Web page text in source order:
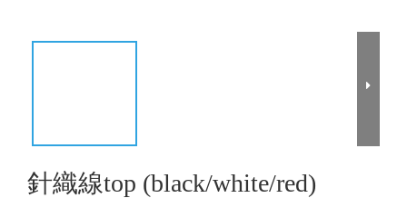
針織線top (black/white/red)